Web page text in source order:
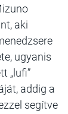
aki
ugyanis
„lufi”
addig a
segítve